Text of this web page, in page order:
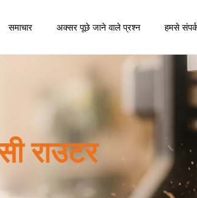
समाचार अक्सर पूछे जाने वाले प्रश्न हमसे
राउटर